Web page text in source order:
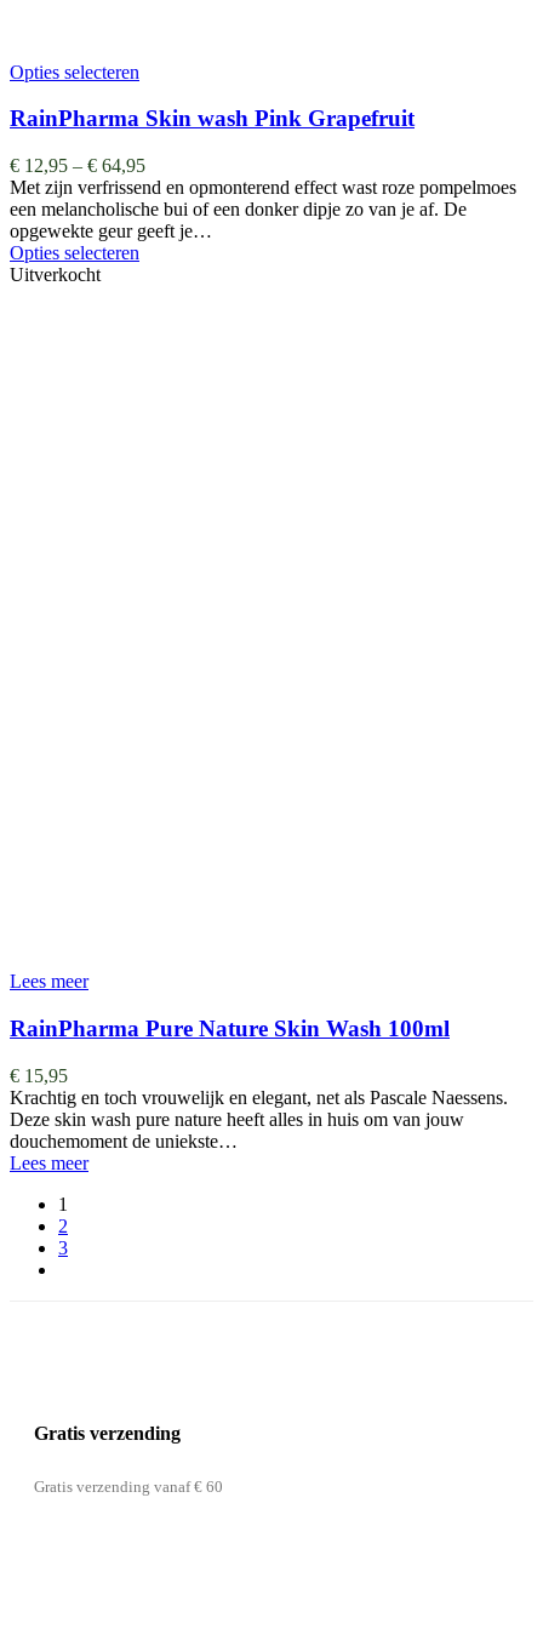
Opties selecteren
RainPharma Skin wash Pink Grapefruit
€ 12,95 – € 64,95
Met zijn verfrissend en opmonterend effect wast roze pompelmoes
een melancholische bui of een donker dipje zo van je af. De
opgewekte geur geeft je…
Opties selecteren
Uitverkocht
Lees meer
RainPharma Pure Nature Skin Wash 100ml
€ 15,95
Krachtig en toch vrouwelijk en elegant, net als Pascale Naessens.
Deze skin wash pure nature heeft alles in huis om van jouw
douchemoment de uniekste…
Lees meer
1
2
3
Gratis verzending
Gratis verzending vanaf € 60